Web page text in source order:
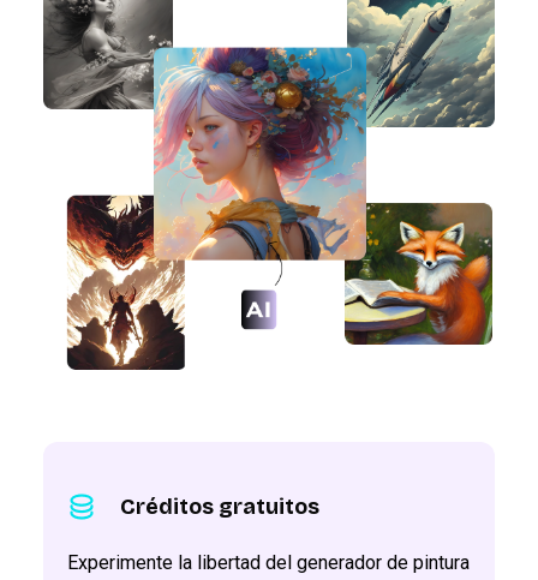
Créditos gratuitos
Experimente la libertad del generador de pintura